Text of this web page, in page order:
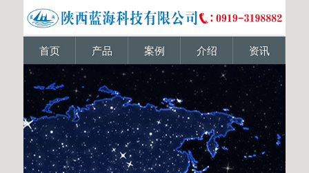
首页 产品 案例 介绍 资讯